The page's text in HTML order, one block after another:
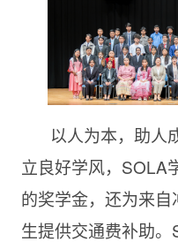
以人为本，助人
立良好学风，SOLA
的奖学金，还为来
生提供交通费补助